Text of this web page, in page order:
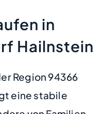
in
Hailnstein
Region 94366
eine stabile